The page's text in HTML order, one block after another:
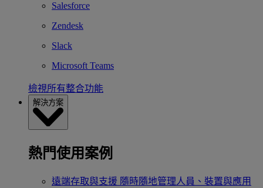
Salesforce
Zendesk
Slack
Microsoft Teams
檢視所有整合功能
解決方案
熱門使用案例
遠端存取與支援 隨時隨地管理人員、裝置與應用